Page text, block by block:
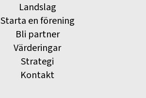
Landslag
Starta en förening
Bli partner
Värderingar
Strategi
Kontakt